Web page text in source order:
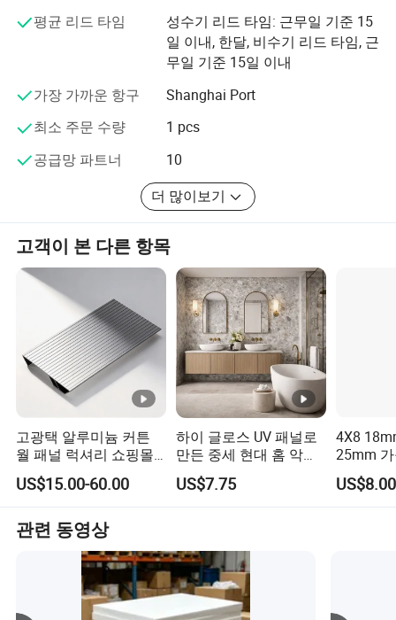
우리는 업계 리더와 기술적으로 앞선 회사들로부터 지속적
으로 배우고, 우리 자신을 개선하고, 고객의 신뢰를 달성하
평균 리드 타임
성수기 리드 타임: 근무일 기준 15
일 이내, 한달, 비수기 리드 타임, 근
무일 기준 15일 이내
가장 가까운 항구
Shanghai Port
최소 주문 수량
1 pcs
공급망 파트너
10
더 많이보기
고객이 본 다른 항목
고광택 알루미늄 커튼
월 패널 럭셔리 쇼핑몰
내부 장식용
US$15.00-60.00
하이 글로스 UV 패널로
만든 중세 현대 홈 악센
트 벽
US$7.75
4X8
25mm
3mm
15mm
글로스
관련 동영상